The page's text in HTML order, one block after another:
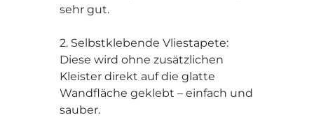
sehr gut.
2. Selbstklebende Vliestapete:
Diese wird ohne zusätzlichen
Kleister direkt auf die glatte
Wandfläche geklebt – einfach und
sauber.